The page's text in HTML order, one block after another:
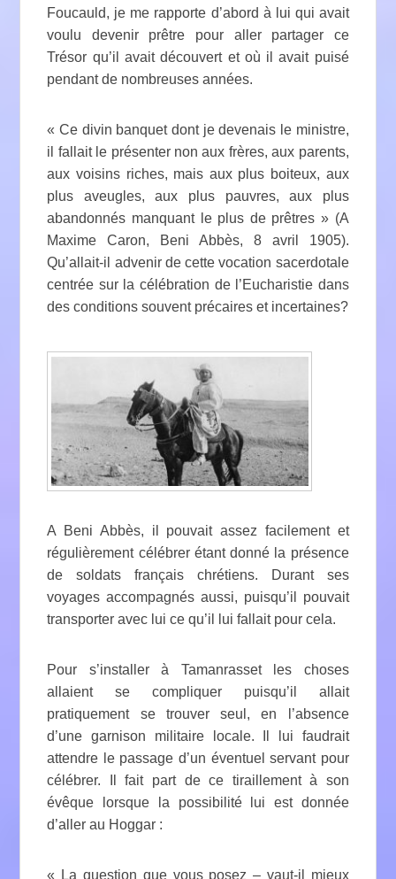
Foucauld, je me rapporte d’abord à lui qui avait
voulu devenir prêtre pour aller partager ce
Trésor qu’il avait découvert et où il avait puisé
pendant de nombreuses années.
« Ce divin banquet dont je devenais le ministre,
il fallait le présenter non aux frères, aux parents,
aux voisins riches, mais aux plus boiteux, aux
plus aveugles, aux plus pauvres, aux plus
abandonnés manquant le plus de prêtres » (A
Maxime Caron, Beni Abbès, 8 avril 1905).
Qu’allait-il advenir de cette vocation sacerdotale
centrée sur la célébration de l’Eucharistie dans
des conditions souvent précaires et incertaines?
A Beni Abbès, il pouvait assez facilement et
régulièrement célébrer étant donné la présence
de soldats français chrétiens. Durant ses
voyages accompagnés aussi, puisqu’il pouvait
transporter avec lui ce qu’il lui fallait pour cela.
Pour s’installer à Tamanrasset les choses
allaient se compliquer puisqu’il allait
pratiquement se trouver seul, en l’absence
d’une garnison militaire locale. Il lui faudrait
attendre le passage d’un éventuel servant pour
célébrer. Il fait part de ce tiraillement à son
évêque lorsque la possibilité lui est donnée
d’aller au Hoggar :
« La question que vous posez – vaut-il mieux